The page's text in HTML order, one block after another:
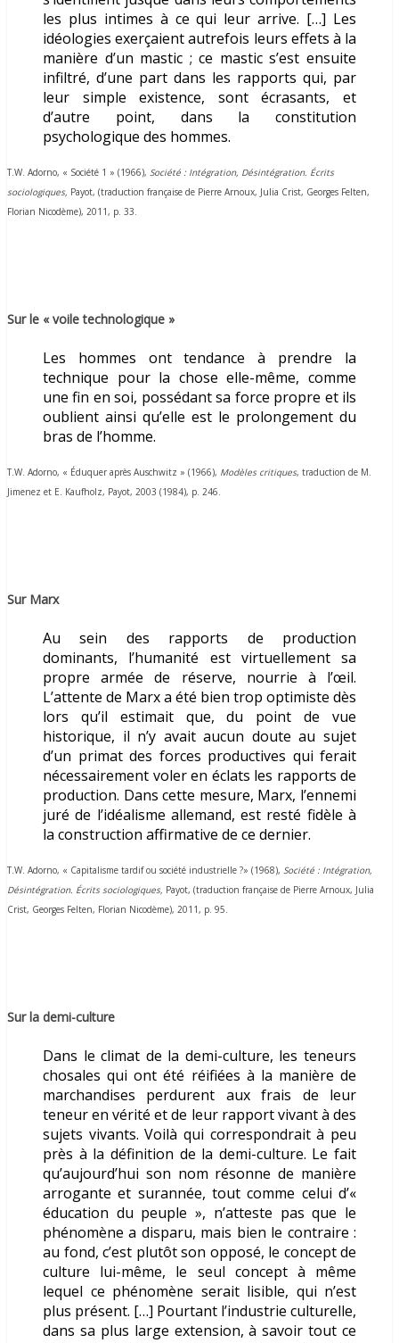
les plus intimes à ce qui leur arrive. […] Les
idéologies exerçaient autrefois leurs effets à la
manière d’un mastic ; ce mastic s’est ensuite
infiltré, d’une part dans les rapports qui, par
leur simple existence, sont écrasants, et
d’autre point, dans la constitution
psychologique des hommes.
T.W. Adorno, « Société 1 » (1966), Société : Intégration, Désintégration. Écrits
sociologiques, Payot, (traduction française de Pierre Arnoux, Julia Crist, Georges Felten,
Florian Nicodème), 2011, p. 33.
Sur le « voile technologique »
Les hommes ont tendance à prendre la
technique pour la chose elle-même, comme
une fin en soi, possédant sa force propre et ils
oublient ainsi qu’elle est le prolongement du
bras de l’homme.
T.W. Adorno, « Éduquer après Auschwitz » (1966), Modèles critiques, traduction de M.
Jimenez et E. Kaufholz, Payot, 2003 (1984), p. 246.
Sur Marx
Au sein des rapports de production
dominants, l’humanité est virtuellement sa
propre armée de réserve, nourrie à l’œil.
L’attente de Marx a été bien trop optimiste dès
lors qu’il estimait que, du point de vue
historique, il n’y avait aucun doute au sujet
d’un primat des forces productives qui ferait
nécessairement voler en éclats les rapports de
production. Dans cette mesure, Marx, l’ennemi
juré de l’idéalisme allemand, est resté fidèle à
la construction affirmative de ce dernier.
T.W. Adorno, « Capitalisme tardif ou société industrielle ?» (1968), Société : Intégration,
Désintégration. Écrits sociologiques, Payot, (traduction française de Pierre Arnoux, Julia
Crist, Georges Felten, Florian Nicodème), 2011, p. 95.
Sur la demi-culture
Dans le climat de la demi-culture, les teneurs
chosales qui ont été réifiées à la manière de
marchandises perdurent aux frais de leur
teneur en vérité et de leur rapport vivant à des
sujets vivants. Voilà qui correspondrait à peu
près à la définition de la demi-culture. Le fait
qu’aujourd’hui son nom résonne de manière
arrogante et surannée, tout comme celui d’«
éducation du peuple », n’atteste pas que le
phénomène a disparu, mais bien le contraire :
au fond, c’est plutôt son opposé, le concept de
culture lui-même, le seul concept à même
lequel ce phénomène serait lisible, qui n’est
plus présent. […] Pourtant l’industrie culturelle,
dans sa plus large extension, à savoir tout ce